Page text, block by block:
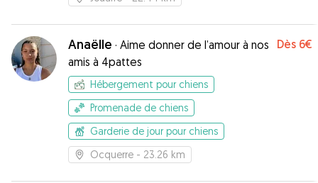
Anaëlle · Aime donner de l’amour à nos
amis à 4pattes
Dès 6€
Hébergement pour chiens
Promenade de chiens
Garderie de jour pour chiens
Ocquerre - 23.26 km